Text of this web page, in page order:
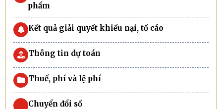
phẩm
Kết quả giải quyết khiếu nại, tố cáo
Thông tin dự toán
Thuế, phí và lệ phí
Chuyển đổi số